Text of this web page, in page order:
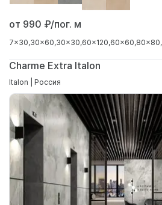
от 990 ₽/пог. м
7x30 30x60 30x30 60x120 60x60 80x80
Charme Extra Italon
Italon | Россия